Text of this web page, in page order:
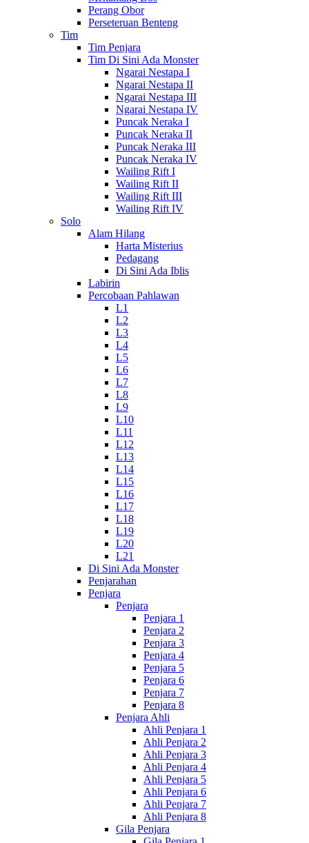
Perang Obor
Perseteruan Benteng
Tim
Tim Penjara
Tim Di Sini Ada Monster
Ngarai Nestapa I
Ngarai Nestapa II
Ngarai Nestapa III
Ngarai Nestapa IV
Puncak Neraka I
Puncak Neraka II
Puncak Neraka III
Puncak Neraka IV
Wailing Rift I
Wailing Rift II
Wailing Rift III
Wailing Rift IV
Solo
Alam Hilang
Harta Misterius
Pedagang
Di Sini Ada Iblis
Labirin
Percobaan Pahlawan
L1
L2
L3
L4
L5
L6
L7
L8
L9
L10
L11
L12
L13
L14
L15
L16
L17
L18
L19
L20
L21
Di Sini Ada Monster
Penjarahan
Penjara
Penjara
Penjara 1
Penjara 2
Penjara 3
Penjara 4
Penjara 5
Penjara 6
Penjara 7
Penjara 8
Penjara Ahli
Ahli Penjara 1
Ahli Penjara 2
Ahli Penjara 3
Ahli Penjara 4
Ahli Penjara 5
Ahli Penjara 6
Ahli Penjara 7
Ahli Penjara 8
Gila Penjara